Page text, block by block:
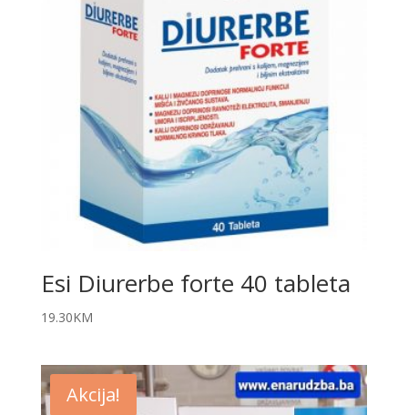
Esi Diurerbe forte 40 tableta
19.30KM
Akcija!